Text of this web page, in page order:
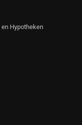
Hypotheken